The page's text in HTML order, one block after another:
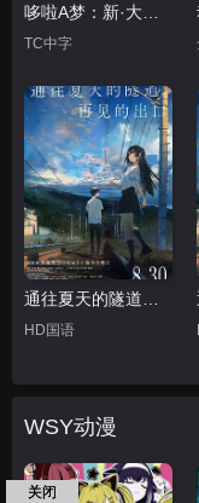
哆啦A梦：新·大雄的海底鬼岩城
TC中字
HD国语
WSY动漫
关闭